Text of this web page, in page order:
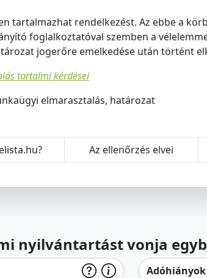
tartalmazhat rendelkezést. Az ebbe a
foglalkoztatóval szemben a
jogerőre emelkedése után történt
tartalmi kérdései
elmarasztalás, határozat
Az ellenőrzés elvei
nyilvántartást vonja